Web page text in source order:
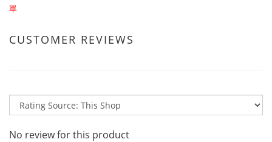
單
CUSTOMER REVIEWS
No review for this product